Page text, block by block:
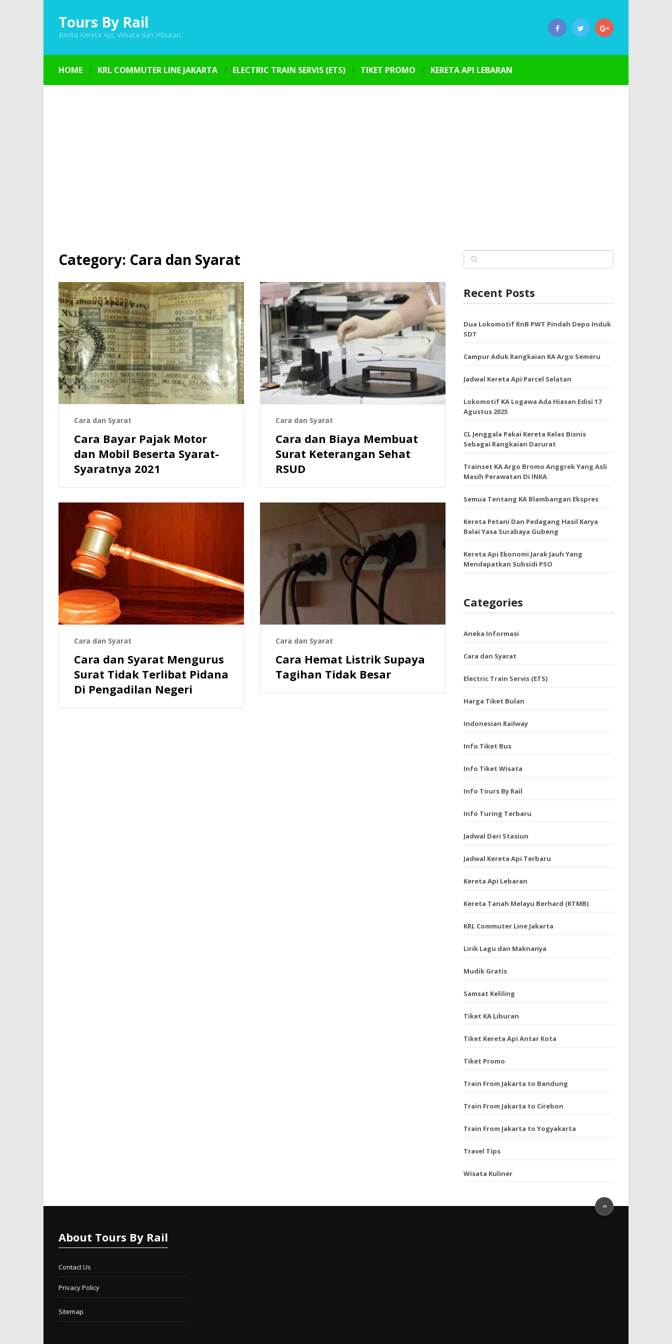
Tours By Rail
Berita Kereta Api, Wisata dan Hiburan
HOME KRL COMMUTER LINE JAKARTA ELECTRIC TRAIN SERVIS (ETS) TIKET PROMO KERETA API LEBARAN
Category: Cara dan Syarat
Cara dan Syarat
Cara Bayar Pajak Motor
dan Mobil Beserta Syarat-
Syaratnya 2021
Cara dan Syarat
Cara dan Biaya Membuat
Surat Keterangan Sehat
RSUD
Cara dan Syarat
Cara dan Syarat Mengurus
Surat Tidak Terlibat Pidana
Di Pengadilan Negeri
Cara dan Syarat
Cara Hemat Listrik Supaya
Tagihan Tidak Besar
Recent Posts
Dua Lokomotif RnB PWT Pindah Depo Induk
SDT
Campur Aduk Rangkaian KA Argo Semeru
Jadwal Kereta Api Parcel Selatan
Lokomotif KA Logawa Ada Hiasan Edisi 17
Agustus 2025
CL Jenggala Pakai Kereta Kelas Bisnis
Sebagai Rangkaian Darurat
Trainset KA Argo Bromo Anggrek Yang Asli
Masih Perawatan Di INKA
Semua Tentang KA Blambangan Ekspres
Kereta Petani Dan Pedagang Hasil Karya
Balai Yasa Surabaya Gubeng
Kereta Api Ekonomi Jarak Jauh Yang
Mendapatkan Subsidi PSO
Categories
Aneka Informasi
Cara dan Syarat
Electric Train Servis (ETS)
Harga Tiket Bulan
Indonesian Railway
Info Tiket Bus
Info Tiket Wisata
Info Tours By Rail
Info Turing Terbaru
Jadwal Dari Stasiun
Jadwal Kereta Api Terbaru
Kereta Api Lebaran
Kereta Tanah Melayu Berhard (KTMB)
KRL Commuter Line Jakarta
Lirik Lagu dan Maknanya
Mudik Gratis
Samsat Keliling
Tiket KA Liburan
Tiket Kereta Api Antar Kota
Tiket Promo
Train From Jakarta to Bandung
Train From Jakarta to Cirebon
Train From Jakarta to Yogyakarta
Travel Tips
Wisata Kuliner
About Tours By Rail
Contact Us
Privacy Policy
Sitemap